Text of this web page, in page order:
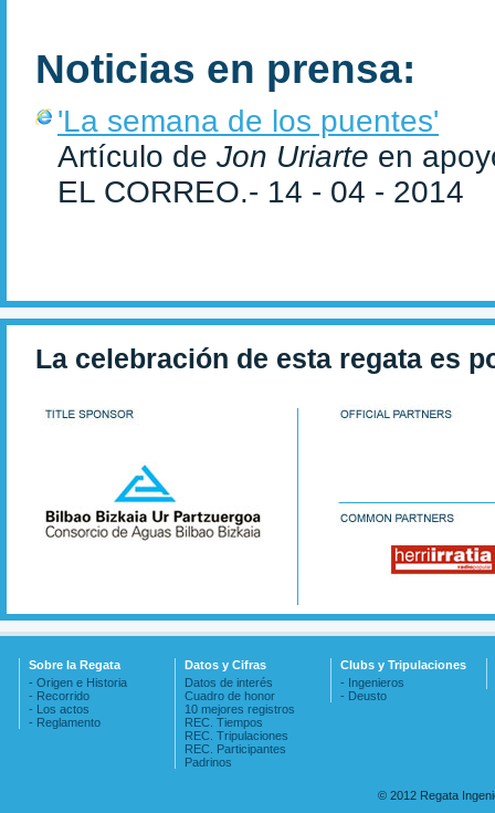
Noticias en prensa:
'La semana de los puentes'
Artículo de Jon Uriarte en
EL CORREO.- 14 - 04 - 2014
La celebración de esta regata es
Sobre la Regata
- Origen e Historia
- Recorrido
- Los actos
- Reglamento
Datos y Cifras
Datos de interés
Cuadro de honor
10 mejores registros
REC. Tiempos
REC. Tripulaciones
REC. Participantes
Padrinos
Clubs y Tripulaciones
- Ingenieros
- Deusto
© 2012 Regata